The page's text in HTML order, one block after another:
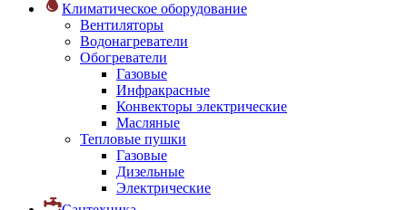
Климатическое оборудование
Вентиляторы
Водонагреватели
Обогреватели
Газовые
Инфракрасные
Конвекторы электрические
Масляные
Тепловые пушки
Газовые
Дизельные
Электрические